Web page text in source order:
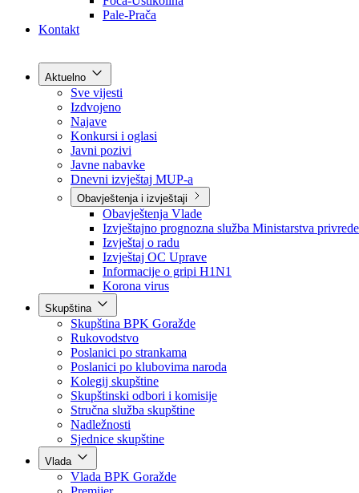
Općine
Kontakt
Aktuelno
Sve vijesti
Izdvojeno
Najave
Konkursi i oglasi
Javni pozivi
Javne nabavke
Dnevni izvještaj MUP-a
Obavještenja i izvještaji
Obavještenja Vlade
Izvještajno prognozna služba Ministarstva privrede
Izvještaj o radu
Izvještaj OC Uprave
Informacije o gripi H1N1
Korona virus
Skupština
Skupština BPK Goražde
Rukovodstvo
Poslanici po strankama
Poslanici po klubovima naroda
Kolegij skupštine
Skupštinski odbori i komisije
Stručna služba skupštine
Nadležnosti
Sjednice skupštine